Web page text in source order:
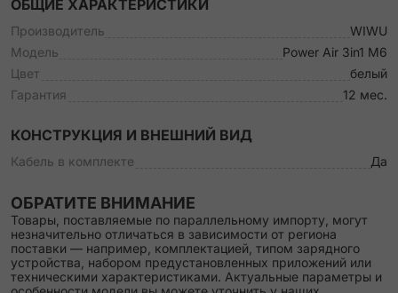
ОБЩИЕ ХАРАКТЕРИСТИКИ
Производитель
WIWU
Модель
Power Air 3in1 M6
Цвет
белый
Гарантия
12 мес.
КОНСТРУКЦИЯ И ВНЕШНИЙ ВИД
Кабель в комплекте Да
ОБРАТИТЕ ВНИМАНИЕ
Товары, поставляемые по параллельному импорту, могут
незначительно отличаться в зависимости от региона
поставки — например, комплектацией, типом зарядного
устройства, набором предустановленных приложений или
техническими характеристиками. Актуальные параметры и